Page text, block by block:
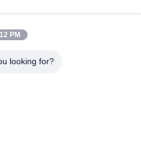
Guangdong, Chine
PM
looking for?